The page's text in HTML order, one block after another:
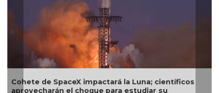
de SpaceX impactará la Luna; científicos
el choque para estudiar su